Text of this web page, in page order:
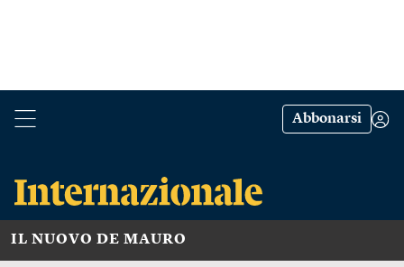
Abbonarsi
IL NUOVO DE MAURO